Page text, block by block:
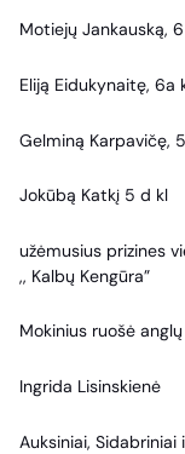
Motiejų Jankauską,
Eliją Eidukynaitę, 6a
Gelminą Karpavičę,
Jokūbą Katkį 5 d kl
užėmusius prizines
,, Kalbų Kengūra”
Mokinius ruošė
Ingrida Lisinskienė
Auksiniai, Sidabriniai